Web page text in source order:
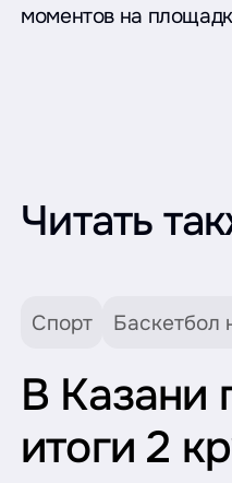
моментов на
Читать
Спорт Баскетбол
В Казани
итоги 2